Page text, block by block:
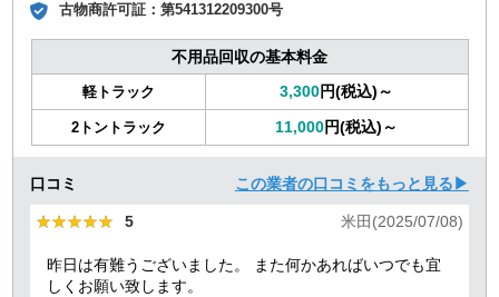
古物商許可証：第541312209300号
不用品回収の基本料金
軽トラック 3,300円(税込)～
2トントラック 11,000円(税込)～
口コミ この業者の口コミをもっと見る▶
★★★★★
★★★★★ 5 米田(2025/07/08)
昨日は有難うございました。 また何かあればいつでも宜
しくお願い致します。